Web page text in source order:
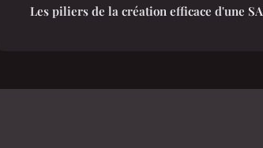
Les piliers de la création efficace d'une